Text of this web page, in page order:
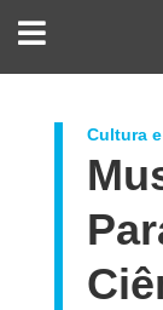
DO
Cultura